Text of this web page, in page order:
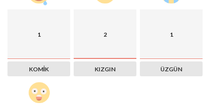
1
KOMIK
2
KIZGIN
1
ÜZGÜN